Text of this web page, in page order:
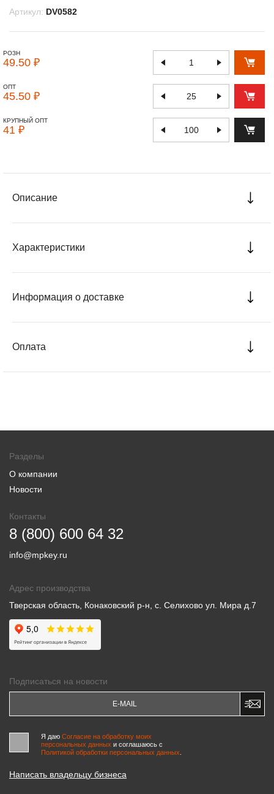
Артикул: DV0582
РОЗН
49.50 ₽
ОПТ
45.50 ₽
КРУПНЫЙ ОПТ
41 ₽
Описание
Характеристики
Информация о доставке
Оплата
Разделы
О компании
Новости
Контакты
8 (800) 600 64 32
info@mpkey.ru
Адрес производства
Тверская область, Конаковский р-н, с. Селихово ул. Мира д.7
Подписаться на новости
Я даю Согласие на обработку моих
персональных данных и соглашаюсь c
Политикой обработки персональных данных
Написать владельцу бизнеса